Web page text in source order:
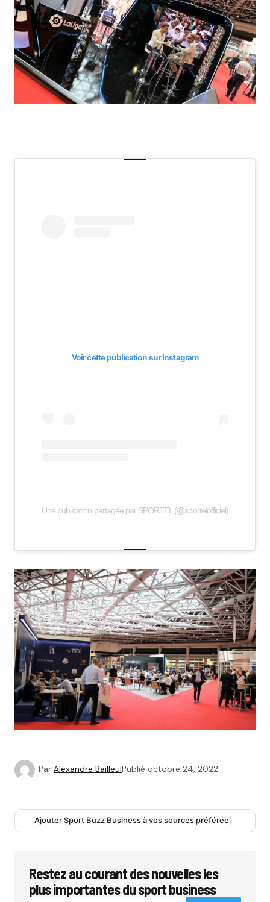
Voir cette publication sur Instagram
Une publication partagée par SPORTEL (@sportelofficiel)
Par Alexandre BailleulPublié octobre 24, 2022
Ajouter Sport Buzz Business à vos sources préférées
Restez au courant des nouvelles les
plus importantes du sport business